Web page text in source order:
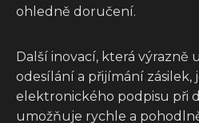
ohledně doručení.
Další inovací, která výrazně
odesílání a přijímání zásilek,
elektronického podpisu při
umožňuje rychle a